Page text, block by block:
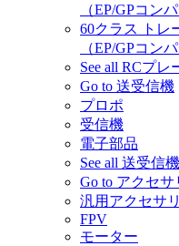
（EP/GPコン
60クラス トレ
（EP/GPコン
See all RCプレ
Go to 送受信機
プロポ
受信機
電子部品
See all 送受信機
Go to アクセサ
汎用アクセサ
FPV
モーター